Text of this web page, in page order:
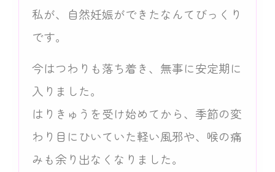
私が、自然妊娠ができたなんてびっくり
です。
今はつわりも落ち着き、無事に安定期に
入りました。
はりきゅうを受け始めてから、季節の変
わり目にひいていた軽い風邪や、喉の痛
みも余り出なくなりました。